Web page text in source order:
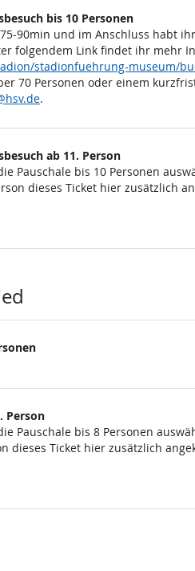
bis 10 Personen
90min und im Anschluss habt
folgendem Link findet ihr mehr
stadionfuehrung-museum/
70 Personen oder einem
.
ab 11. Person
Pauschale bis 10 Personen
dieses Ticket hier zusätzlich
Person
Pauschale bis 8 Personen
dieses Ticket hier zusätzlich